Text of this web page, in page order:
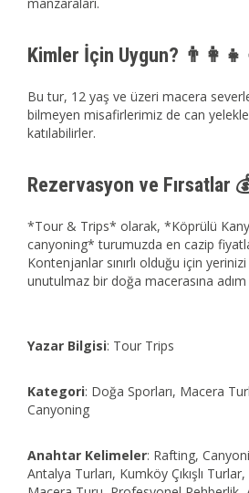
Kimler İçin Uygun?
Bu tur, 12 yaş ve üzeri macera
bilmeyen misafirlerimiz de can
katılabilirler.
Rezervasyon ve Fırsatlar
*Tour & Trips* olarak, *Köprülü
canyoning* turumuzda en cazip
Kontenjanlar sınırlı olduğu için
unutulmaz bir doğa macerasına adım
Yazar Bilgisi: Tour Trips
Kategori: Doğa Sporları, Macera
Canyoning
Anahtar Kelimeler: Rafting,
Antalya Turları, Kumköy Çıkışlı